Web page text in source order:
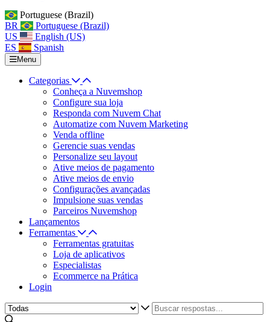
Portuguese (Brazil)
BR
Portuguese (Brazil)
US
English (US)
ES
Spanish
Menu
Categorias
Conheça a Nuvemshop
Configure sua loja
Responda com Nuvem Chat
Automatize com Nuvem Marketing
Venda offline
Gerencie suas vendas
Personalize seu layout
Ative meios de pagamento
Ative meios de envio
Configurações avançadas
Impulsione suas vendas
Parceiros Nuvemshop
Lançamentos
Ferramentas
Ferramentas gratuitas
Loja de aplicativos
Especialistas
Ecommerce na Prática
Login